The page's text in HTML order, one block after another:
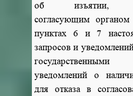
об изъятии,
согласующим
пунктах 6 и 7
запросов и
уведомлений о
для отказа в